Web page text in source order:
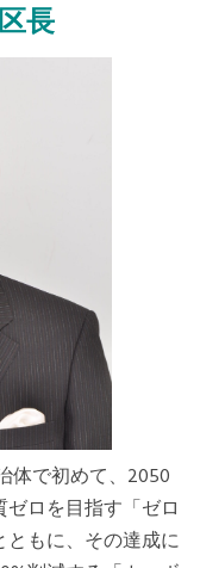
長
体で初めて、2050
ロを目指す「ゼロ
もに、その達成に